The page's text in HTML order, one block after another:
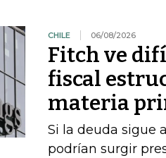
CHILE 06/08/2026
Fitch ve
fiscal
materia
Si la deuda sigue
podrían surgir